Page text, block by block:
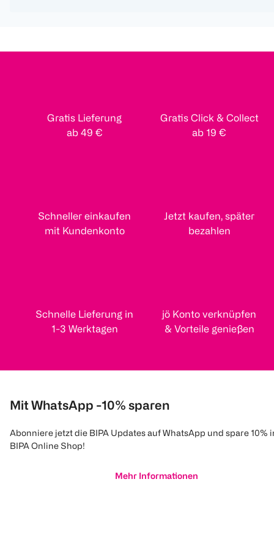
Gratis Lieferung
ab 49 €
Gratis Click & Collect
ab 19 €
Schneller einkaufen
mit Kundenkonto
Jetzt kaufen, später
bezahlen
Schnelle Lieferung in
1-3 Werktagen
jö Konto verknüpfen
& Vorteile genießen
Mit WhatsApp -10% sparen
Abonniere jetzt die BIPA Updates auf WhatsApp und spare 10%
BIPA Online Shop!
Mehr Informationen